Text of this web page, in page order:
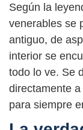
Según la
venerables se
antiguo, de
interior se
todo lo ve. Se
directamente
para siempre